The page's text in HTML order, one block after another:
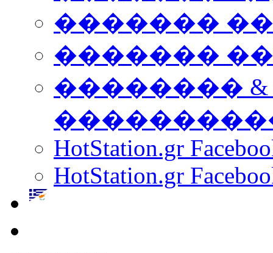
�������
������� ���
��������
HotStation.gr
HotStation.gr